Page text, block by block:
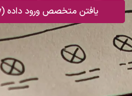
یافتن متخصص ورود داده (Data Entry)